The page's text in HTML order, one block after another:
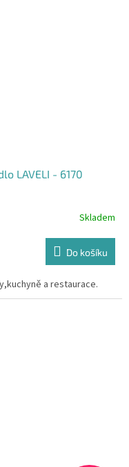
LAVELI - 6170
Skladem
Do košíku
a restaurace.